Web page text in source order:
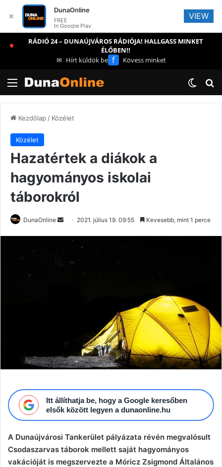
RÁDIÓ 24 – DUNAÚJVÁROS RÁDIÓJA! HALLGASS MINKET
ÉLŐBEN!!
✉ Hírt küldök be f Kövess minket
Menü
Kezdőlap/ Közélet
Közélet
Hazatértek a diákok a
hagyományos iskolai
táborokról
DunaOnline
Send
email
2021. július 19. 09:55 Kevesebb, mint 1 perce
Itt állíthatja be, hogy a Google keresőben
elsők között legyen a dunaonline.hu
A Dunaújvárosi Tankerület pályázata révén megvalósult
Csodaszarvas táborok mellett saját hagyományos
vakációját is megszervezte a Móricz Zsigmond Általános
✕
DunaOnline
FREE
In Google Play
VIEW